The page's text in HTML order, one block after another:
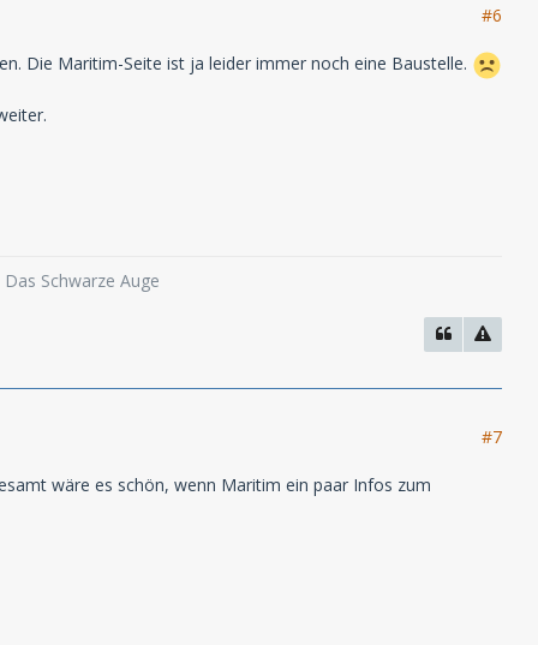
#6
Die Maritim-Seite ist ja leider immer noch eine Baustelle.
Schwarze Auge
#7
wäre es schön, wenn Maritim ein paar Infos zum